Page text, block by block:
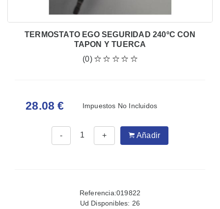
TERMOSTATO EGO SEGURIDAD 240ºC CON
TAPON Y TUERCA
(0)
28.08 € Impuestos No Incluidos
- + Añadir
Referencia:019822
Ud Disponibles: 26